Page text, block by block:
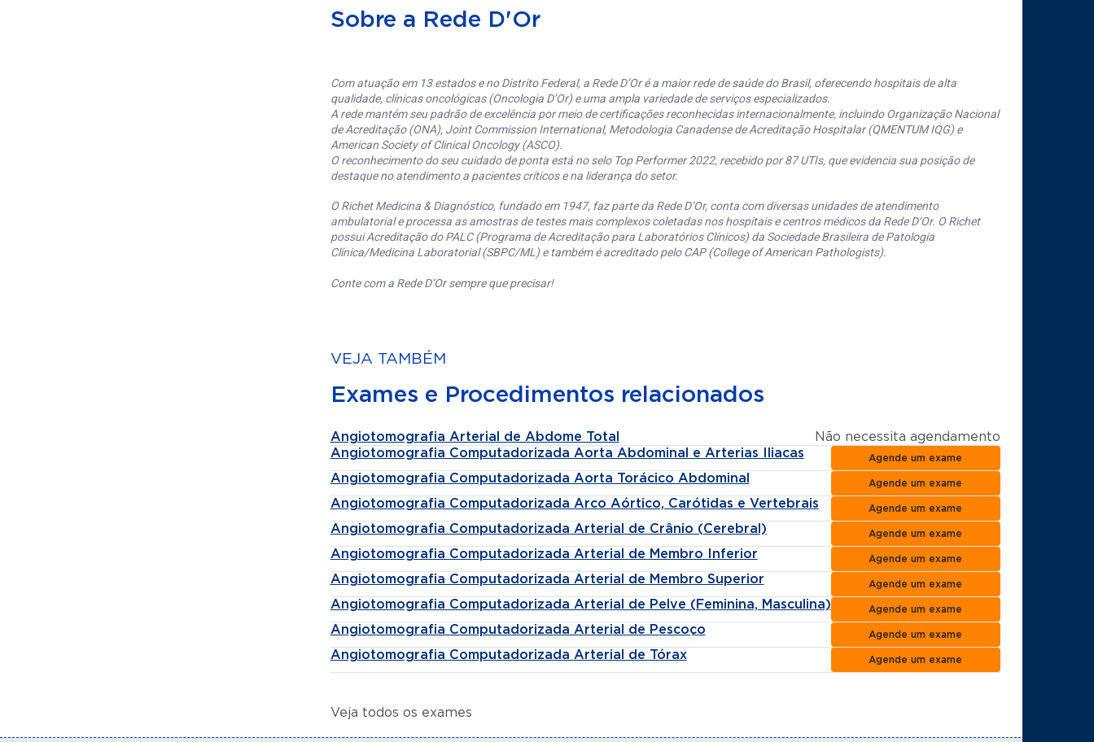
Sobre a Rede D'Or
Com atuação em 13 estados e no Distrito Federal, a Rede D’Or é a maior rede de saúde do Brasil, oferecendo hospitais de alta
qualidade, clínicas oncológicas (Oncologia D’Or) e uma ampla variedade de serviços especializados.
A rede mantém seu padrão de excelência por meio de certificações reconhecidas internacionalmente, incluindo Organização Nacional
de Acreditação (ONA), Joint Commission International, Metodologia Canadense de Acreditação Hospitalar (QMENTUM IQG) e
American Society of Clinical Oncology (ASCO).
O reconhecimento do seu cuidado de ponta está no selo Top Performer 2022, recebido por 87 UTIs, que evidencia sua posição de
destaque no atendimento a pacientes críticos e na liderança do setor.
O Richet Medicina & Diagnóstico, fundado em 1947, faz parte da Rede D’Or, conta com diversas unidades de atendimento
ambulatorial e processa as amostras de testes mais complexos coletadas nos hospitais e centros médicos da Rede D’Or. O Richet
possui Acreditação do PALC (Programa de Acreditação para Laboratórios Clínicos) da Sociedade Brasileira de Patologia
Clínica/Medicina Laboratorial (SBPC/ML) e também é acreditado pelo CAP (College of American Pathologists).
Conte com a Rede D’Or sempre que precisar!
VEJA TAMBÉM
Exames e Procedimentos relacionados
Angiotomografia Arterial de Abdome Total
Não necessita agendamento
Angiotomografia Computadorizada Aorta Abdominal e Arterias Iliacas
Agende um exame
Angiotomografia Computadorizada Aorta Torácico Abdominal Agende um exame
Angiotomografia Computadorizada Arco Aórtico, Carótidas e Vertebrais Agende um exame
Angiotomografia Computadorizada Arterial de Crânio (Cerebral) Agende um exame
Angiotomografia Computadorizada Arterial de Membro Inferior Agende um exame
Angiotomografia Computadorizada Arterial de Membro Superior Agende um exame
Angiotomografia Computadorizada Arterial de Pelve (Feminina, Masculina) Agende um exame
Angiotomografia Computadorizada Arterial de Pescoço Agende um exame
Angiotomografia Computadorizada Arterial de Tórax Agende um exame
Veja todos os exames